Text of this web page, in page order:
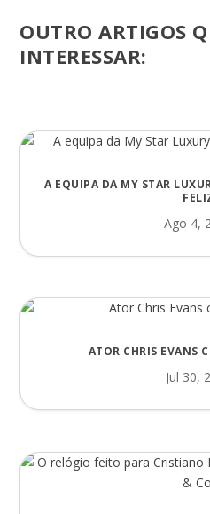
OUTRO ARTIGOS
INTERESSAR:
A EQUIPA DA MY STAR
Ago 4,
ATOR CHRIS EVANS
Jul 30,